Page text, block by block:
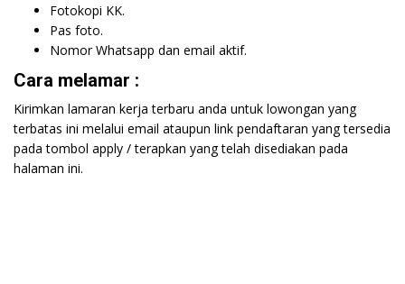
Fotokopi KK.
Pas foto.
Nomor Whatsapp dan email aktif.
Cara melamar :
Kirimkan lamaran kerja terbaru anda untuk lowongan yang
terbatas ini melalui email ataupun link pendaftaran yang tersedia
pada tombol apply / terapkan yang telah disediakan pada
halaman ini.